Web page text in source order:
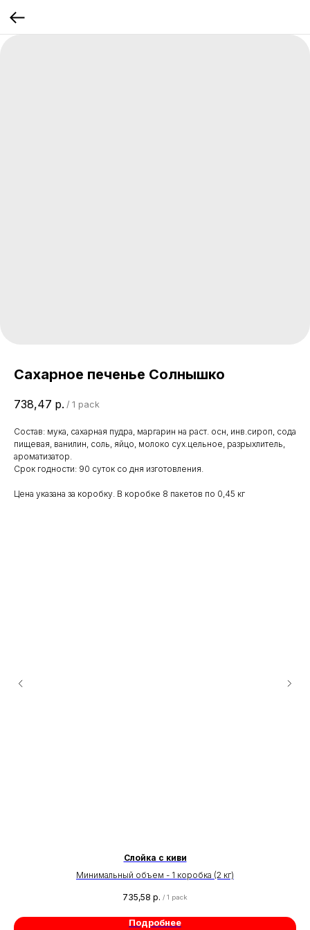
Сахарное печенье Солнышко
738,47 р. / 1 pack
Состав: мука, сахарная пудра, маргарин на раст. осн, инв.сироп, сода
пищевая, ванилин, соль, яйцо, молоко сух.цельное, разрыхлитель,
ароматизатор.
Срок годности: 90 суток со дня изготовления.
Цена указана за коробку. В коробке 8 пакетов по 0,45 кг
Слойка с киви
Минимальный объем - 1 коробка (2 кг)
735,58 р. / 1 pack
Подробнее